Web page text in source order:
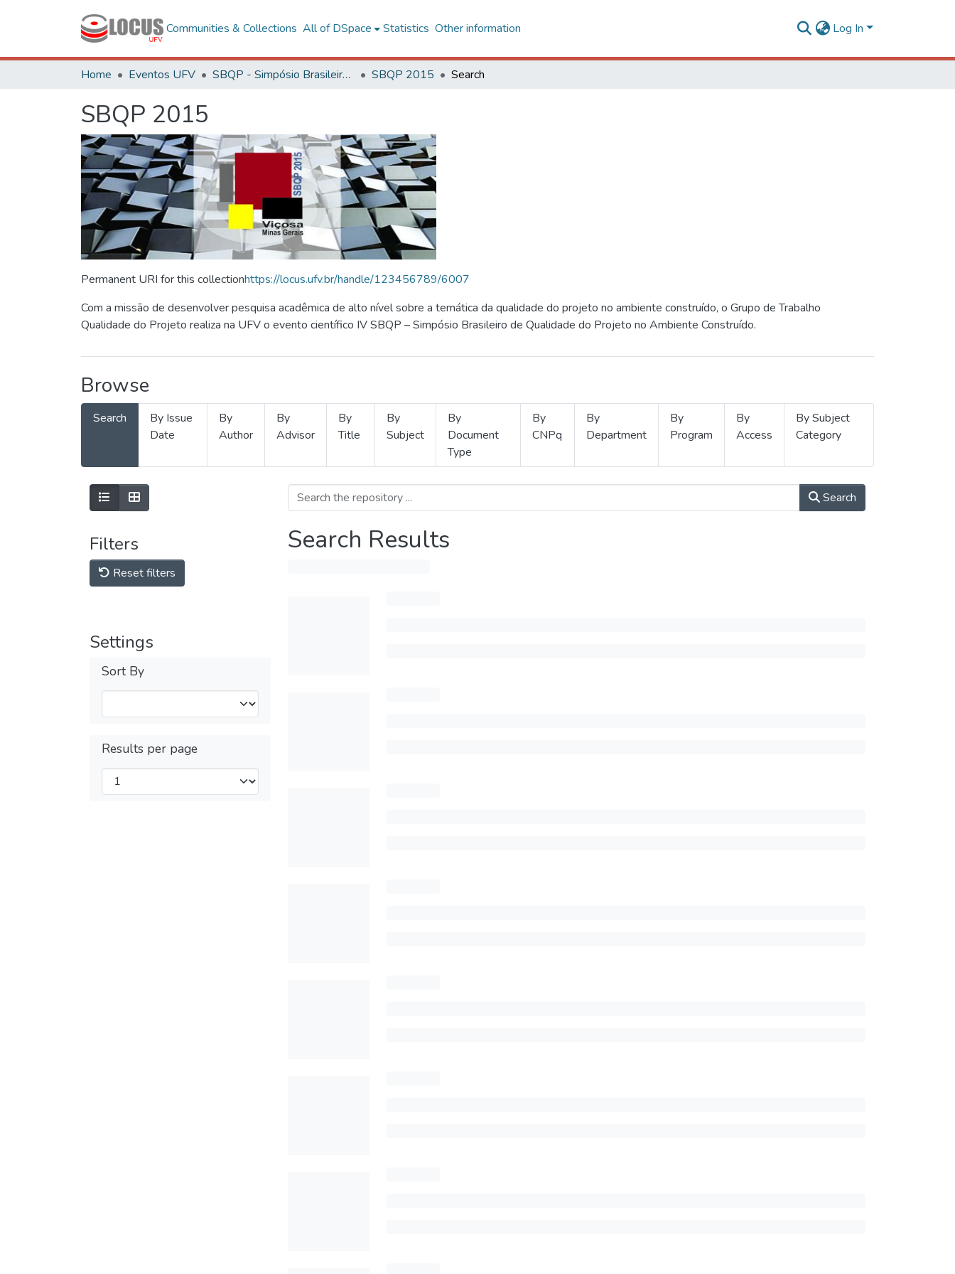
Communities & Collections All of DSpace Statistics Other information Log In
Home Eventos UFV SBQP - Simpósio Brasileiro de Qualidade do Projeto no Ambiente Construído SBQP 2015 Search
SBQP 2015
Permanent URI for this collectionhttps://locus.ufv.br/handle/123456789/6007
Com a missão de desenvolver pesquisa acadêmica de alto nível sobre a temática da qualidade do projeto no ambiente construído, o Grupo de Trabalho
Qualidade do Projeto realiza na UFV o evento científico IV SBQP – Simpósio Brasileiro de Qualidade do Projeto no Ambiente Construído.
Browse
Search
By Issue
Date
By
Author
By
Advisor
By
Title
By
Subject
By
Document
Type
By
CNPq
By
Department
By
Program
By
Access
By Subject
Category
Filters
Reset filters
Settings
Sort By
Results per page
Search
Search Results